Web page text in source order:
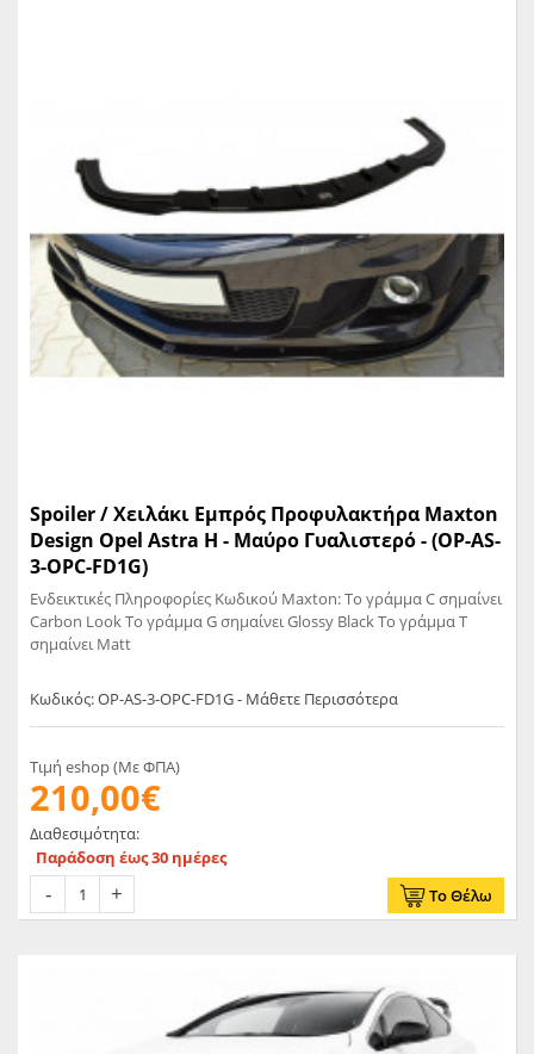
Spoiler / Χειλάκι Εμπρός Προφυλακτήρα Maxton
Design Opel Astra H - Μαύρο Γυαλιστερό - (OP-AS-
3-OPC-FD1G)
Ενδεικτικές Πληροφορίες Κωδικού Maxton: Το γράμμα C σημαίνει
Carbon Look Το γράμμα G σημαίνει Glossy Black Το γράμμα T
σημαίνει Matt
Κωδικός: OP-AS-3-OPC-FD1G - Μάθετε Περισσότερα
Τιμή eshop (Με ΦΠΑ)
210,00€
Διαθεσιμότητα:
Παράδοση έως 30 ημέρες
Το Θέλω